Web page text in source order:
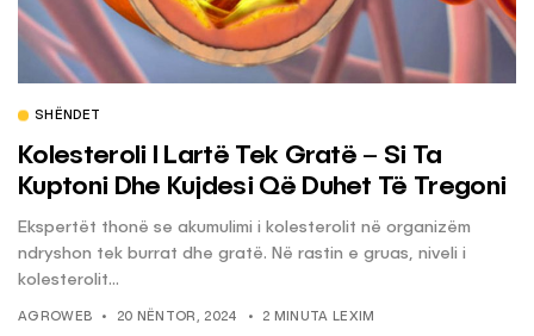
SHËNDET
Kolesteroli I Lartë Tek Gratë – Si Ta
Kuptoni Dhe Kujdesi Që Duhet Të Tregoni
Ekspertët thonë se akumulimi i kolesterolit në organizëm
ndryshon tek burrat dhe gratë. Në rastin e gruas, niveli i
kolesterolit...
AGROWEB 20 NËNTOR, 2024 2 MINUTA LEXIM